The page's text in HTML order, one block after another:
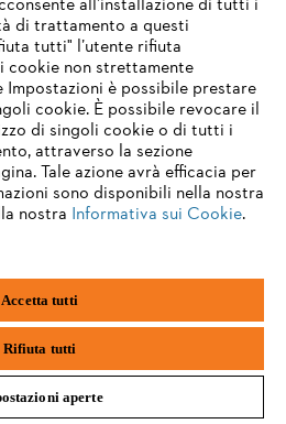
Privacy policy
Informazioni legali
den wir noch nicht unterstützen. Für
Seite empfehlen wir Ihnen, zu
zu wechseln:
chrome
edge
all’installazione di tutti i
di trattamento a questi
tutti" l’utente rifiuta
cookie non strettamente
Impostazioni è possibile prestare
cookie. È possibile revocare il
di singoli cookie o di tutti i
attraverso la sezione
Tale azione avrà efficacia per
sono disponibili nella nostra
nostra Informativa sui Cookie.
Accetta tutti
Rifiuta tutti
aperte